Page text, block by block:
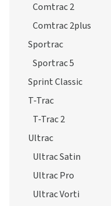
Comtrac 2
Comtrac 2plus
Sportrac
Sportrac 5
Sprint Classic
T-Trac
T-Trac 2
Ultrac
Ultrac Satin
Ultrac Pro
Ultrac Vorti